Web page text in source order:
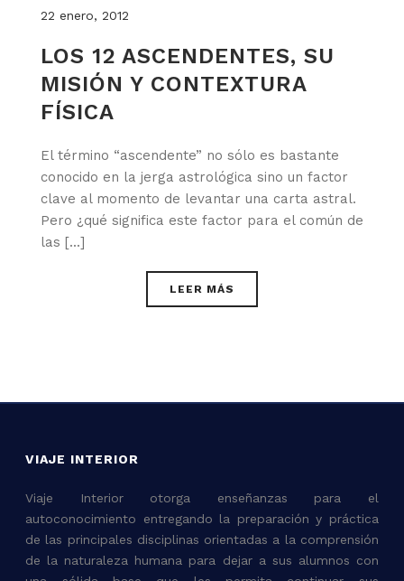
22 enero, 2012
LOS 12 ASCENDENTES, SU
MISIÓN Y CONTEXTURA
FÍSICA
El término “ascendente” no sólo es bastante
conocido en la jerga astrológica sino un factor
clave al momento de levantar una carta astral.
Pero ¿qué significa este factor para el común de
las [...]
LEER MÁS
VIAJE INTERIOR
Viaje Interior otorga enseñanzas para el
autoconocimiento entregando la preparación y práctica
de las principales disciplinas orientadas a la comprensión
de la naturaleza humana para dejar a sus alumnos con